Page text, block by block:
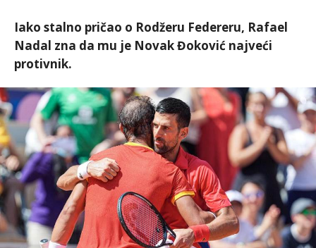
Iako stalno pričao o Rodžeru Federeru, Rafael
Nadal zna da mu je Novak Đoković najveći
protivnik.